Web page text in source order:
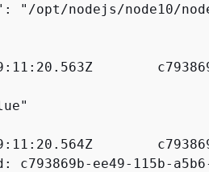
"/opt/nodejs/node10/
4fd21e8dedac	WARN	Event not processed.
c793869b-ee49-115b-